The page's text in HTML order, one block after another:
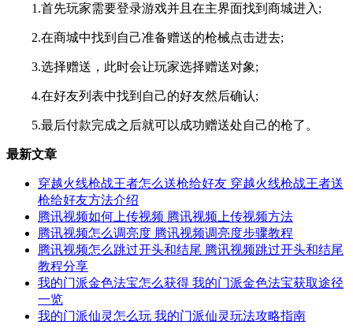
1.首先玩家需要登录游戏并且在主界面找到商城进入;
2.在商城中找到自己准备赠送的枪械点击进去;
3.选择赠送，此时会让玩家选择赠送对象;
4.在好友列表中找到自己的好友然后确认;
5.最后付款完成之后就可以成功赠送处自己的枪了。
最新文章
穿越火线枪战王者怎么送枪给好友 穿越火线枪战王者送
枪给好友方法介绍
腾讯视频如何上传视频 腾讯视频上传视频方法
腾讯视频怎么调亮度 腾讯视频调亮度步骤教程
腾讯视频怎么跳过开头和结尾 腾讯视频跳过开头和结尾
教程分享
我的门派金色法宝怎么获得 我的门派金色法宝获取途径
一览
我的门派仙灵怎么玩 我的门派仙灵玩法攻略指南